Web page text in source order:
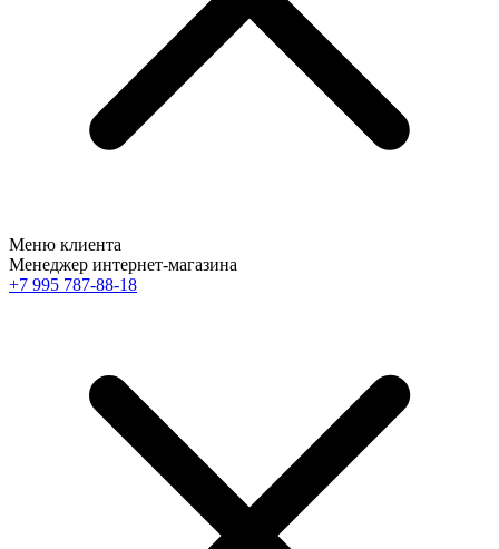
Меню клиента
Менеджер интернет-магазина
+7 995 787-88-18